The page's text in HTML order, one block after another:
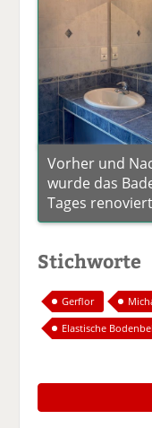
Vorher und
wurde das
Tages
Stichworte
Gerflor
Elastische